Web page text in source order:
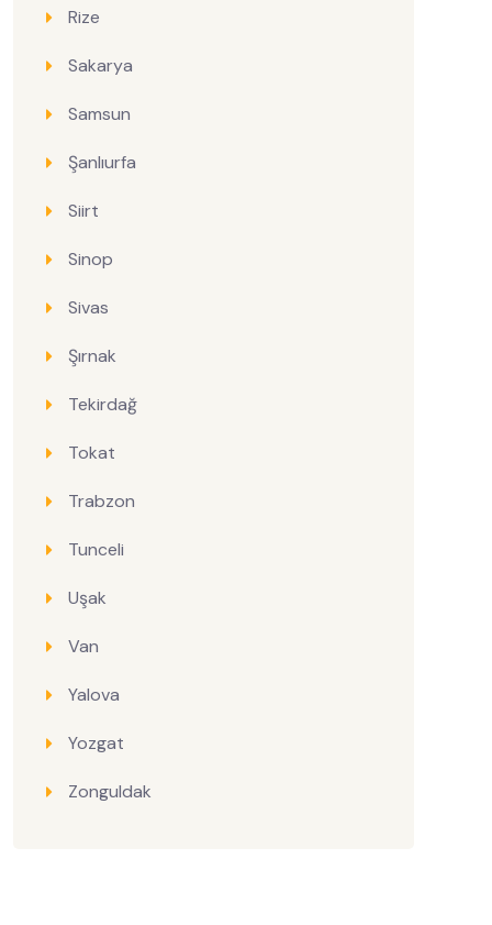
Rize
Sakarya
Samsun
Şanlıurfa
Siirt
Sinop
Sivas
Şırnak
Tekirdağ
Tokat
Trabzon
Tunceli
Uşak
Van
Yalova
Yozgat
Zonguldak